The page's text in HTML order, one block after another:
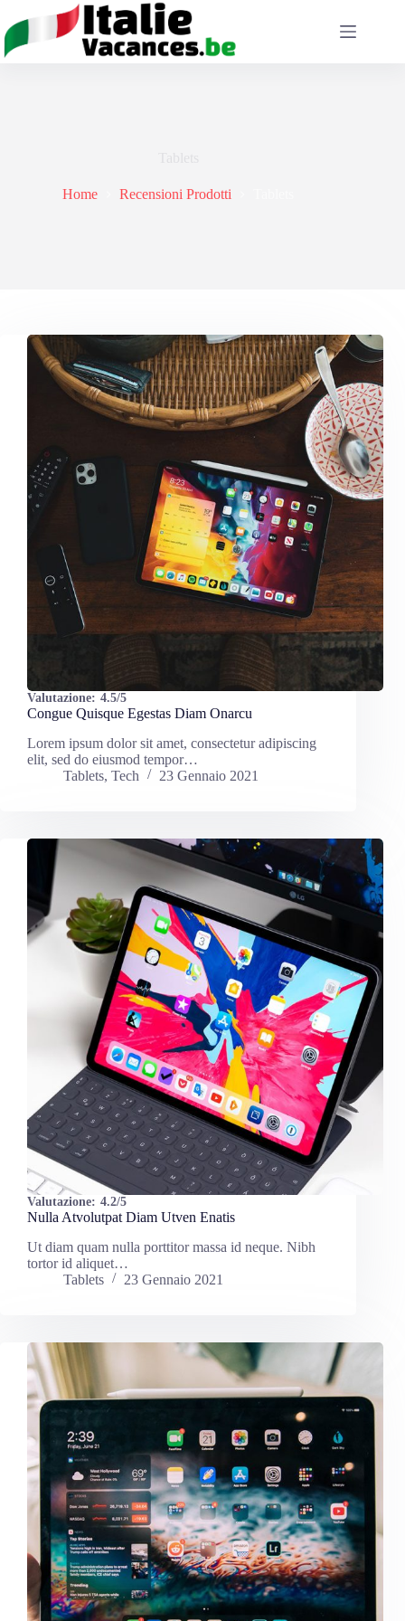
contenuto
Home Recensioni Prodotti
Valutazione: 4.5/5
Congue Quisque Egestas Diam Onarcu
Lorem ipsum dolor sit amet, consectetur adipiscing
elit, sed do eiusmod tempor…
Tablets, Tech 23 Gennaio 2021
Valutazione: 4.2/5
Nulla Atvolutpat Diam Utven Enatis
Ut diam quam nulla porttitor massa id neque. Nibh
tortor id aliquet…
Tablets
23 Gennaio 2021